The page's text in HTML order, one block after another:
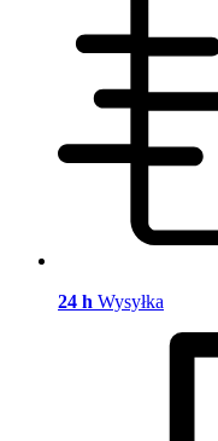
24 h Wysyłka